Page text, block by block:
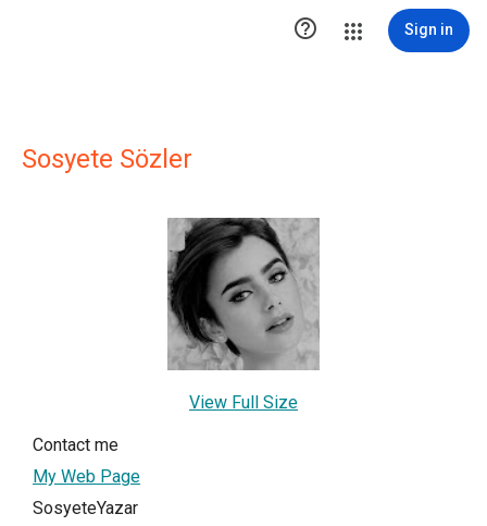
 Sign in
Sosyete Sözler
View Full Size
Contact me
My Web Page
SosyeteYazar